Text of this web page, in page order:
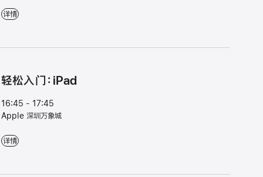
工⁠作⁠坊⁠：用 iPhone 拍视⁠频 - 15:30 - 16:30 - Apple 深圳万象城
详情
轻松入门：iPad
16:45 - 17:45
Apple 深圳万象城
轻松入门：iPad - 16:45 - 17:45 - Apple 深圳万象城
详情